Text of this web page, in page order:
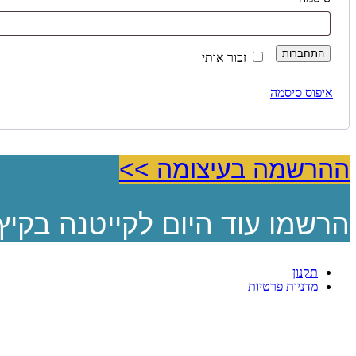
זכור אותי התחברות
איפוס סיסמה
ההרשמה בעיצומה >>
הרשמו עוד היום לקייטנה
תקנון
מדניות פרטיות